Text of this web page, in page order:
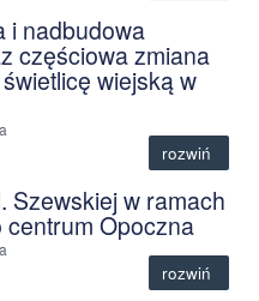
i nadbudowa
częściowa zmiana
wiejską w
rozwiń
Szewskiej w ramach
Opoczna
rozwiń